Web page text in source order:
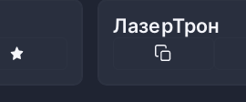
ЛазерТрон